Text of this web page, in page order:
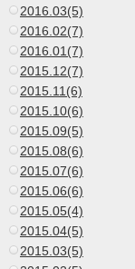
2016.03(5)
2016.02(7)
2016.01(7)
2015.12(7)
2015.11(6)
2015.10(6)
2015.09(5)
2015.08(6)
2015.07(6)
2015.06(6)
2015.05(4)
2015.04(5)
2015.03(5)